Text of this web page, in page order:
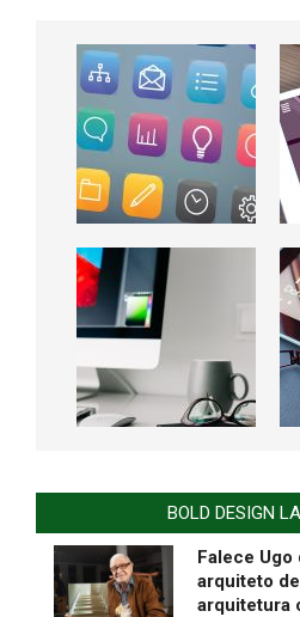
BOLD DESIGN
Falece Ugo
arquiteto
arquitetura